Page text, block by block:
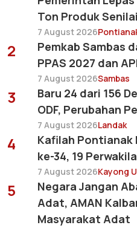
Ton Produk
7 August 2026
2
Pemkab Sambas
PPAS 2027 dan
7 August 2026Sambas
3
Baru 24 dari 156
ODF, Perubahan
7 August 2026Landak
4
Kafilah Pontianak
ke-34, 19
7 August 2026Kayong
5
Negara Jangan
Adat, AMAN
Masyarakat Adat